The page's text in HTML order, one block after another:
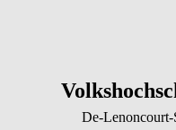
De-Lenoncourt-